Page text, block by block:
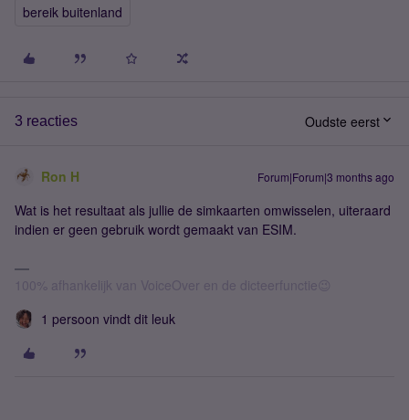
bereik buitenland
3 reacties Oudste eerst
Ron H Forum|Forum|3 months ago
Wat is het resultaat als jullie de simkaarten omwisselen, uiteraard
indien er geen gebruik wordt gemaakt van ESIM.
100% afhankelijk van VoiceOver en de dicteerfunctie😉
1 persoon vindt dit leuk